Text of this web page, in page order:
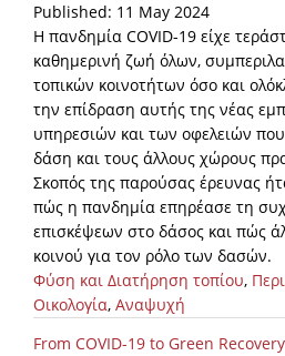
Published: 11 May 2024
Η πανδημία COVID-19 είχε
καθημερινή ζωή όλων,
τοπικών κοινοτήτων όσο και
την επίδραση αυτής της νέας
υπηρεσιών και των οφελειών
δάση και τους άλλους χώρους
Σκοπός της παρούσας έρευνας
πώς η πανδημία επηρέασε τη
επισκέψεων στο δάσος και πώς
κοινού για τον ρόλο των δασών.
Φύση και Διατήρηση τοπίου,
Οικολογία, Αναψυχή
From COVID-19 to Green